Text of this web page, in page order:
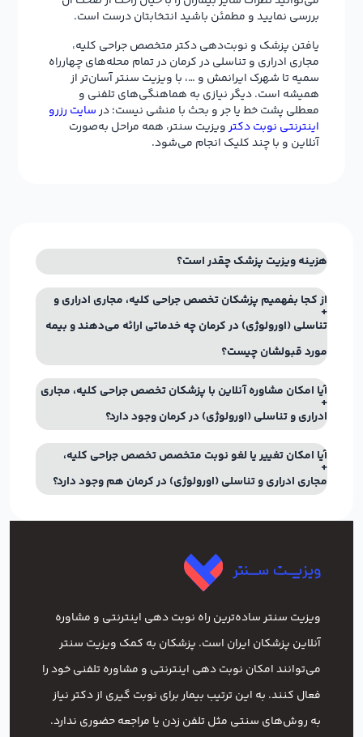
بررسی نمایید و مطمئن باشید انتخابتان درست است.
یافتن پزشک و نوبت‌دهی دکتر متخصص جراحی کلیه،
مجاری ادراری و تناسلی در کرمان در تمام محله‌های چهارراه
سمیه تا شهرک ایرانمش و …، با ویزیت سنتر آسان‌تر از
همیشه است. دیگر نیازی به هماهنگی‌های تلفنی و
معطلی پشت خط یا جر و بحث با منشی نیست؛ درسایت رزرو
اینترنتی نوبت دکترویزیت سنتر، همه مراحل به‌صورت
آنلاین و با چند کلیک انجام می‌شود.
هزینه ویزیت پزشک چقدر است؟
از کجا بفهمیم پزشکان تخصص جراحی کلیه، مجاری ادراری و
تناسلی (اورولوژی) در کرمان چه خدماتی ارائه می‌دهند و بیمه
مورد قبولشان چیست؟
آیا امکان مشاوره آنلاین با پزشکان تخصص جراحی کلیه، مجاری
ادراری و تناسلی (اورولوژی) در کرمان وجود دارد؟
آیا امکان تغییر یا لغو نوبت متخصص تخصص جراحی کلیه،
مجاری ادراری و تناسلی (اورولوژی) در کرمان هم وجود دارد؟
ویزیت سنتر ساده‌ترین راه نوبت‌ دهی اینترنتی و مشاوره
آنلاین پزشکان ایران است. پزشکان به کمک ویزیت سنتر
می‌توانند امکان نوبت دهی اینترنتی و مشاوره تلفنی خود را
فعال کنند. به این ترتیب بیمار برای نوبت گیری از دکتر نیاز
به روش‌های سنتی مثل تلفن زدن یا مراجعه حضوری ندارد.